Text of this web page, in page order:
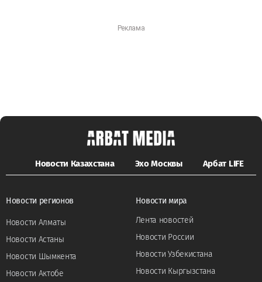
Новости Казахстана Эхо Москвы Арбат LIFE
Новости регионов
Новости Алматы
Новости Астаны
Новости Шымкента
Новости Актобе
Новости мира
Лента новостей
Новости России
Новости Узбекистана
Новости Кыргызстана